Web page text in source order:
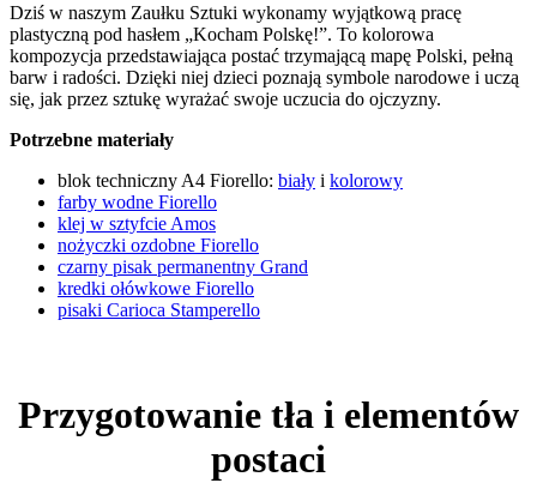
Dziś w naszym Zaułku Sztuki wykonamy wyjątkową pracę
plastyczną pod hasłem „Kocham Polskę!”. To kolorowa
kompozycja przedstawiająca postać trzymającą mapę Polski, pełną
barw i radości. Dzięki niej dzieci poznają symbole narodowe i uczą
się, jak przez sztukę wyrażać swoje uczucia do ojczyzny.
Potrzebne materiały
blok techniczny A4 Fiorello: biały i kolorowy
farby wodne Fiorello
klej w sztyfcie Amos
nożyczki ozdobne Fiorello
czarny pisak permanentny Grand
kredki ołówkowe Fiorello
pisaki Carioca Stamperello
Przygotowanie tła i elementów
postaci